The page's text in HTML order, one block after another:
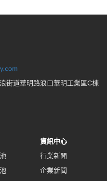
街道華明路浪口華明工業區C棟
資訊中心
行業新聞
企業新聞